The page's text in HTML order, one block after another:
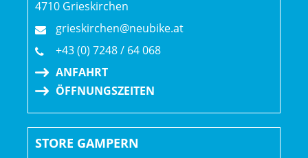
4710 Grieskirchen
grieskirchen@neubike.at
+43 (0) 7248 / 64 068
ANFAHRT
ÖFFNUNGSZEITEN
STORE GAMPERN